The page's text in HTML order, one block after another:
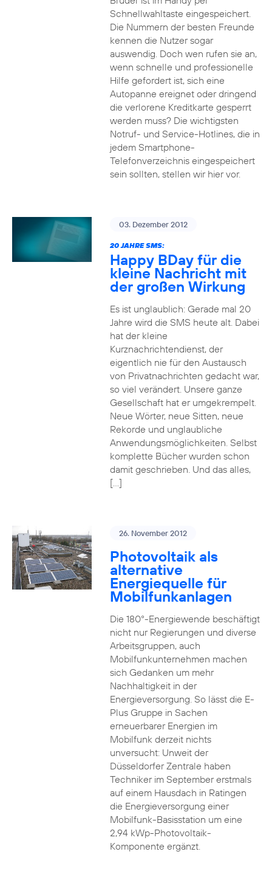
Schnellwahltaste eingespeichert.
Die Nummern der besten Freunde
kennen die Nutzer sogar
auswendig. Doch wen rufen sie an,
wenn schnelle und professionelle
Hilfe gefordert ist, sich eine
Autopanne ereignet oder dringend
die verlorene Kreditkarte gesperrt
werden muss? Die wichtigsten
Notruf- und Service-Hotlines, die in
jedem Smartphone-
Telefonverzeichnis eingespeichert
sein sollten, stellen wir hier vor.
03. Dezember 2012
20 JAHRE SMS:
Happy BDay für die
kleine Nachricht mit
der großen Wirkung
Es ist unglaublich: Gerade mal 20
Jahre wird die SMS heute alt. Dabei
hat der kleine
Kurznachrichtendienst, der
eigentlich nie für den Austausch
von Privatnachrichten gedacht war,
so viel verändert. Unsere ganze
Gesellschaft hat er umgekrempelt.
Neue Wörter, neue Sitten, neue
Rekorde und unglaubliche
Anwendungsmöglichkeiten. Selbst
komplette Bücher wurden schon
damit geschrieben. Und das alles,
[…]
26. November 2012
Photovoltaik als
alternative
Energiequelle für
Mobilfunkanlagen
Die 180°-Energiewende beschäftigt
nicht nur Regierungen und diverse
Arbeitsgruppen, auch
Mobilfunkunternehmen machen
sich Gedanken um mehr
Nachhaltigkeit in der
Energieversorgung. So lässt die E-
Plus Gruppe in Sachen
erneuerbarer Energien im
Mobilfunk derzeit nichts
unversucht: Unweit der
Düsseldorfer Zentrale haben
Techniker im September erstmals
auf einem Hausdach in Ratingen
die Energieversorgung einer
Mobilfunk-Basisstation um eine
2,94 kWp-Photovoltaik-
Komponente ergänzt.